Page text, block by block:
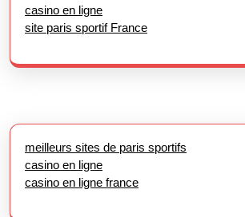
casino en ligne
site paris sportif France
meilleurs sites de paris sportifs
casino en ligne
casino en ligne france